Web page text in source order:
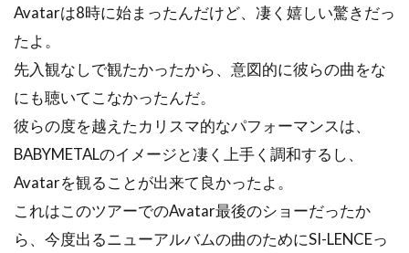
Avatarは8時に始まったんだけど、凄く嬉しい驚きだっ
たよ。
先入観なしで観たかったから、意図的に彼らの曲をな
にも聴いてこなかったんだ。
彼らの度を越えたカリスマ的なパフォーマンスは、
BABYMETALのイメージと凄く上手く調和するし、
Avatarを観ることが出来て良かったよ。
これはこのツアーでのAvatar最後のショーだったか
ら、今度出るニューアルバムの曲のためにSI-LENCEっ